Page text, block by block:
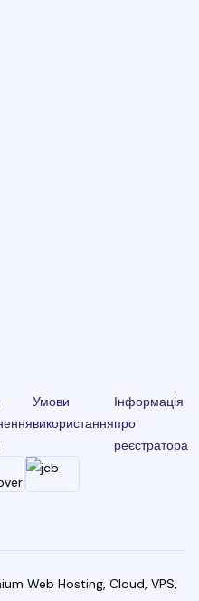
Умови
використання
Інформація
про
реєстратора
Web Hosting, Cloud, VPS,